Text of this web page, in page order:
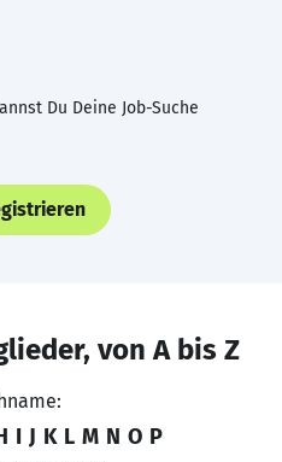
Du Deine Job-Suche
von A bis Z
I J K L M N O P